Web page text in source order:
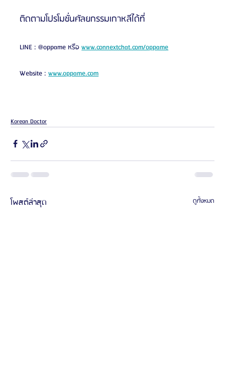
ติดตามโปรโมชั่นศัลยกรรมเกาหลีได้ที่
LINE : @oppame หรือ www.connextchat.com/oppame
Website : www.oppame.com
Korean Doctor
โพสต์ล่าสุด ดูทั้งหมด